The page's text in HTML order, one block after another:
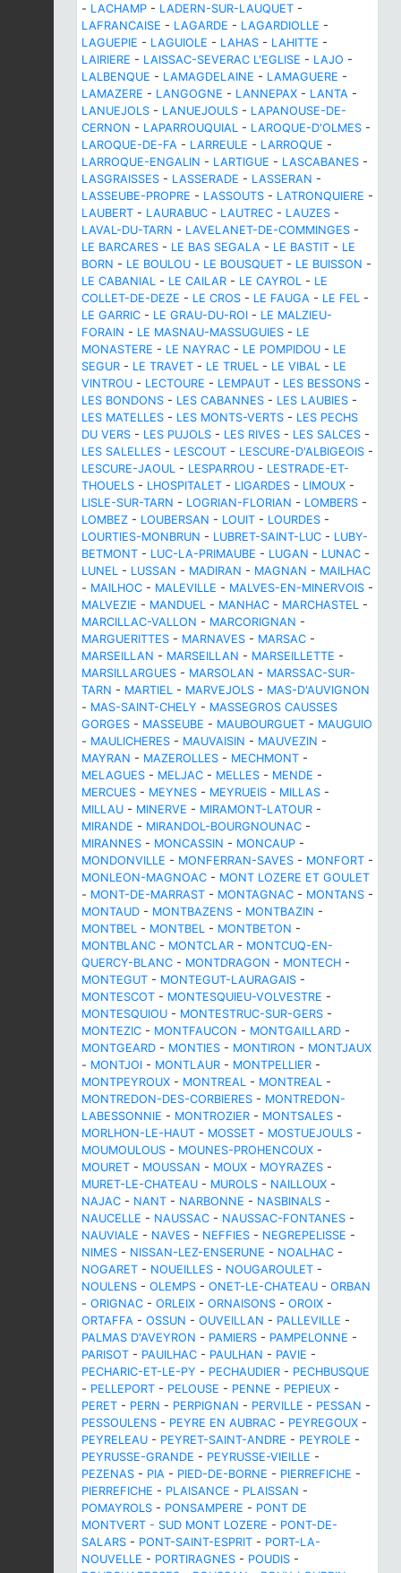
- LACHAMP - LADERN-SUR-LAUQUET -
LAFRANCAISE - LAGARDE - LAGARDIOLLE -
LAGUEPIE - LAGUIOLE - LAHAS - LAHITTE -
LAIRIERE - LAISSAC-SEVERAC L'EGLISE - LAJO -
LALBENQUE - LAMAGDELAINE - LAMAGUERE -
LAMAZERE - LANGOGNE - LANNEPAX - LANTA -
LANUEJOLS - LANUEJOULS - LAPANOUSE-DE-
CERNON - LAPARROUQUIAL - LAROQUE-D'OLMES -
LAROQUE-DE-FA - LARREULE - LARROQUE -
LARROQUE-ENGALIN - LARTIGUE - LASCABANES -
LASGRAISSES - LASSERADE - LASSERAN -
LASSEUBE-PROPRE - LASSOUTS - LATRONQUIERE -
LAUBERT - LAURABUC - LAUTREC - LAUZES -
LAVAL-DU-TARN - LAVELANET-DE-COMMINGES -
LE BARCARES - LE BAS SEGALA - LE BASTIT - LE
BORN - LE BOULOU - LE BOUSQUET - LE BUISSON -
LE CABANIAL - LE CAILAR - LE CAYROL - LE
COLLET-DE-DEZE - LE CROS - LE FAUGA - LE FEL -
LE GARRIC - LE GRAU-DU-ROI - LE MALZIEU-
FORAIN - LE MASNAU-MASSUGUIES - LE
MONASTERE - LE NAYRAC - LE POMPIDOU - LE
SEGUR - LE TRAVET - LE TRUEL - LE VIBAL - LE
VINTROU - LECTOURE - LEMPAUT - LES BESSONS -
LES BONDONS - LES CABANNES - LES LAUBIES -
LES MATELLES - LES MONTS-VERTS - LES PECHS
DU VERS - LES PUJOLS - LES RIVES - LES SALCES -
LES SALELLES - LESCOUT - LESCURE-D'ALBIGEOIS -
LESCURE-JAOUL - LESPARROU - LESTRADE-ET-
THOUELS - LHOSPITALET - LIGARDES - LIMOUX -
LISLE-SUR-TARN - LOGRIAN-FLORIAN - LOMBERS -
LOMBEZ - LOUBERSAN - LOUIT - LOURDES -
LOURTIES-MONBRUN - LUBRET-SAINT-LUC - LUBY-
BETMONT - LUC-LA-PRIMAUBE - LUGAN - LUNAC -
LUNEL - LUSSAN - MADIRAN - MAGNAN - MAILHAC
- MAILHOC - MALEVILLE - MALVES-EN-MINERVOIS -
MALVEZIE - MANDUEL - MANHAC - MARCHASTEL -
MARCILLAC-VALLON - MARCORIGNAN -
MARGUERITTES - MARNAVES - MARSAC -
MARSEILLAN - MARSEILLAN - MARSEILLETTE -
MARSILLARGUES - MARSOLAN - MARSSAC-SUR-
TARN - MARTIEL - MARVEJOLS - MAS-D'AUVIGNON
- MAS-SAINT-CHELY - MASSEGROS CAUSSES
GORGES - MASSEUBE - MAUBOURGUET - MAUGUIO
- MAULICHERES - MAUVAISIN - MAUVEZIN -
MAYRAN - MAZEROLLES - MECHMONT -
MELAGUES - MELJAC - MELLES - MENDE -
MERCUES - MEYNES - MEYRUEIS - MILLAS -
MILLAU - MINERVE - MIRAMONT-LATOUR -
MIRANDE - MIRANDOL-BOURGNOUNAC -
MIRANNES - MONCASSIN - MONCAUP -
MONDONVILLE - MONFERRAN-SAVES - MONFORT -
MONLEON-MAGNOAC - MONT LOZERE ET GOULET
- MONT-DE-MARRAST - MONTAGNAC - MONTANS -
MONTAUD - MONTBAZENS - MONTBAZIN -
MONTBEL - MONTBEL - MONTBETON -
MONTBLANC - MONTCLAR - MONTCUQ-EN-
QUERCY-BLANC - MONTDRAGON - MONTECH -
MONTEGUT - MONTEGUT-LAURAGAIS -
MONTESCOT - MONTESQUIEU-VOLVESTRE -
MONTESQUIOU - MONTESTRUC-SUR-GERS -
MONTEZIC - MONTFAUCON - MONTGAILLARD -
MONTGEARD - MONTIES - MONTIRON - MONTJAUX
- MONTJOI - MONTLAUR - MONTPELLIER -
MONTPEYROUX - MONTREAL - MONTREAL -
MONTREDON-DES-CORBIERES - MONTREDON-
LABESSONNIE - MONTROZIER - MONTSALES -
MORLHON-LE-HAUT - MOSSET - MOSTUEJOULS -
MOUMOULOUS - MOUNES-PROHENCOUX -
MOURET - MOUSSAN - MOUX - MOYRAZES -
MURET-LE-CHATEAU - MUROLS - NAILLOUX -
NAJAC - NANT - NARBONNE - NASBINALS -
NAUCELLE - NAUSSAC - NAUSSAC-FONTANES -
NAUVIALE - NAVES - NEFFIES - NEGREPELISSE -
NIMES - NISSAN-LEZ-ENSERUNE - NOALHAC -
NOGARET - NOUEILLES - NOUGAROULET -
NOULENS - OLEMPS - ONET-LE-CHATEAU - ORBAN
- ORIGNAC - ORLEIX - ORNAISONS - OROIX -
ORTAFFA - OSSUN - OUVEILLAN - PALLEVILLE -
PALMAS D'AVEYRON - PAMIERS - PAMPELONNE -
PARISOT - PAUILHAC - PAULHAN - PAVIE -
PECHARIC-ET-LE-PY - PECHAUDIER - PECHBUSQUE
- PELLEPORT - PELOUSE - PENNE - PEPIEUX -
PERET - PERN - PERPIGNAN - PERVILLE - PESSAN -
PESSOULENS - PEYRE EN AUBRAC - PEYREGOUX -
PEYRELEAU - PEYRET-SAINT-ANDRE - PEYROLE -
PEYRUSSE-GRANDE - PEYRUSSE-VIEILLE -
PEZENAS - PIA - PIED-DE-BORNE - PIERREFICHE -
PIERREFICHE - PLAISANCE - PLAISSAN -
POMAYROLS - PONSAMPERE - PONT DE
MONTVERT - SUD MONT LOZERE - PONT-DE-
SALARS - PONT-SAINT-ESPRIT - PORT-LA-
NOUVELLE - PORTIRAGNES - POUDIS -